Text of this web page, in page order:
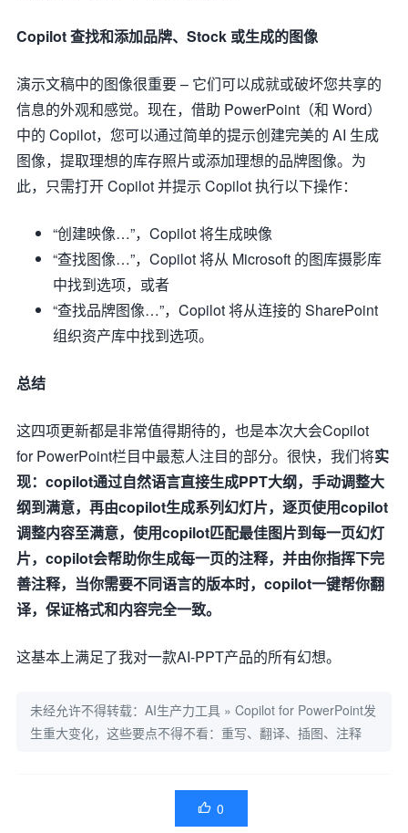
Copilot 查找和添加品牌、Stock 或生成的图像
演示文稿中的图像很重要 – 它们可以成就或破坏您共享的
信息的外观和感觉。现在，借助 PowerPoint（和 Word）
中的 Copilot，您可以通过简单的提示创建完美的 AI 生成
图像，提取理想的库存照片或添加理想的品牌图像。为
此，只需打开 Copilot 并提示 Copilot 执行以下操作：
“创建映像…”，Copilot 将生成映像
“查找图像…”，Copilot 将从 Microsoft 的图库摄影库
中找到选项，或者
“查找品牌图像…”，Copilot 将从连接的 SharePoint
组织资产库中找到选项。
总结
这四项更新都是非常值得期待的，也是本次大会Copilot
for PowerPoint栏目中最惹人注目的部分。很快，我们将实
现：copilot通过自然语言直接生成PPT大纲，手动调整大
纲到满意，再由copilot生成系列幻灯片，逐页使用copilot
调整内容至满意，使用copilot匹配最佳图片到每一页幻灯
片，copilot会帮助你生成每一页的注释，并由你指挥下完
善注释，当你需要不同语言的版本时，copilot一键帮你翻
译，保证格式和内容完全一致。
这基本上满足了我对一款AI-PPT产品的所有幻想。
未经允许不得转载： AI生产力工具 » Copilot for PowerPoint发
生重大变化，这些要点不得不看：重写、翻译、插图、注释
 0